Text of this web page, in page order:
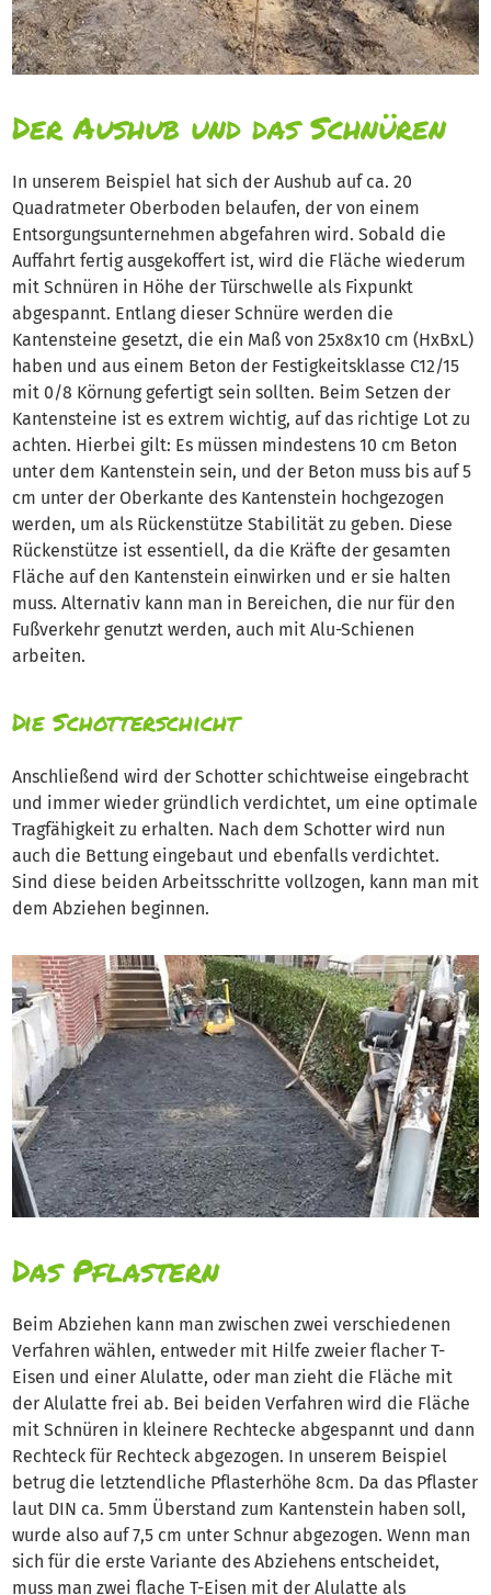
Der Aushub und das Schnüren
In unserem Beispiel hat sich der Aushub auf ca. 20
Quadratmeter Oberboden belaufen, der von einem
Entsorgungsunternehmen abgefahren wird. Sobald die
Auffahrt fertig ausgekoffert ist, wird die Fläche wiederum
mit Schnüren in Höhe der Türschwelle als Fixpunkt
abgespannt. Entlang dieser Schnüre werden die
Kantensteine gesetzt, die ein Maß von 25x8x10 cm (HxBxL)
haben und aus einem Beton der Festigkeitsklasse C12/15
mit 0/8 Körnung gefertigt sein sollten. Beim Setzen der
Kantensteine ist es extrem wichtig, auf das richtige Lot zu
achten. Hierbei gilt: Es müssen mindestens 10 cm Beton
unter dem Kantenstein sein, und der Beton muss bis auf 5
cm unter der Oberkante des Kantenstein hochgezogen
werden, um als Rückenstütze Stabilität zu geben. Diese
Rückenstütze ist essentiell, da die Kräfte der gesamten
Fläche auf den Kantenstein einwirken und er sie halten
muss. Alternativ kann man in Bereichen, die nur für den
Fußverkehr genutzt werden, auch mit Alu-Schienen
arbeiten.
Die Schotterschicht
Anschließend wird der Schotter schichtweise eingebracht
und immer wieder gründlich verdichtet, um eine optimale
Tragfähigkeit zu erhalten. Nach dem Schotter wird nun
auch die Bettung eingebaut und ebenfalls verdichtet.
Sind diese beiden Arbeitsschritte vollzogen, kann man mit
dem Abziehen beginnen.
Das Pflastern
Beim Abziehen kann man zwischen zwei verschiedenen
Verfahren wählen, entweder mit Hilfe zweier flacher T-
Eisen und einer Alulatte, oder man zieht die Fläche mit
der Alulatte frei ab. Bei beiden Verfahren wird die Fläche
mit Schnüren in kleinere Rechtecke abgespannt und dann
Rechteck für Rechteck abgezogen. In unserem Beispiel
betrug die letztendliche Pflasterhöhe 8cm. Da das Pflaster
laut DIN ca. 5mm Überstand zum Kantenstein haben soll,
wurde also auf 7,5 cm unter Schnur abgezogen. Wenn man
sich für die erste Variante des Abziehens entscheidet,
muss man zwei flache T-Eisen mit der Alulatte als